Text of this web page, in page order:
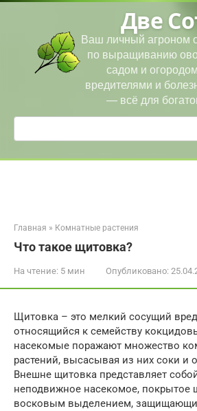
Перейти
Две
Ваш личный агроном
по выращиванию
садом и
вредителями и
— всё для
Поиск:
Главная » Комнатные растения
Что такое щитовка?
На чтение: 5 мин Опубликовано:
Щитовка – это мелкий сосущий
относящийся к семейству
насекомые поражают множество
растений, высасывая из них соки и
Внешне щитовка представляет
неподвижное насекомое, покрытое
восковым выделением,